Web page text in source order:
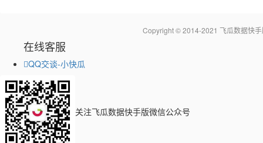
Copyright © 2014-2021 飞瓜数据快
在线客服
QQ交谈-小快瓜
关注飞瓜数据快手版微信公众号